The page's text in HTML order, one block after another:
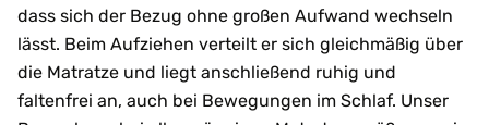
dass sich der Bezug ohne großen Aufwand wechseln
lässt. Beim Aufziehen verteilt er sich gleichmäßig über
die Matratze und liegt anschließend ruhig und
faltenfrei an, auch bei Bewegungen im Schlaf. Unser